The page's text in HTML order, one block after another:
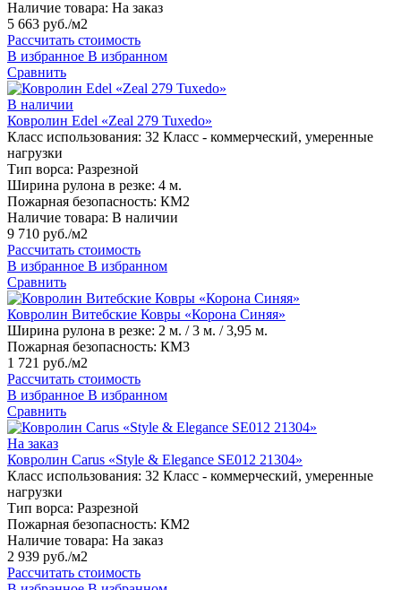
Наличие товара: На заказ
5 663 руб./м2
Рассчитать стоимость
В избранное В избранном
Сравнить
В наличии
Ковролин Edel «Zeal 279 Tuxedo»
Класс использования: 32 Класс - коммерческий, умеренные
нагрузки
Тип ворса: Разрезной
Ширина рулона в резке: 4 м.
Пожарная безопасность: КМ2
Наличие товара: В наличии
9 710 руб./м2
Рассчитать стоимость
В избранное В избранном
Сравнить
Ковролин Витебские Ковры «Корона Синяя»
Ширина рулона в резке: 2 м. / 3 м. / 3,95 м.
Пожарная безопасность: КМ3
1 721 руб./м2
Рассчитать стоимость
В избранное В избранном
Сравнить
На заказ
Ковролин Carus «Style & Elegance SE012 21304»
Класс использования: 32 Класс - коммерческий, умеренные
нагрузки
Тип ворса: Разрезной
Пожарная безопасность: КМ2
Наличие товара: На заказ
2 939 руб./м2
Рассчитать стоимость